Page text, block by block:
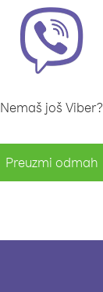
Nemaš još Viber?
Preuzmi odmah